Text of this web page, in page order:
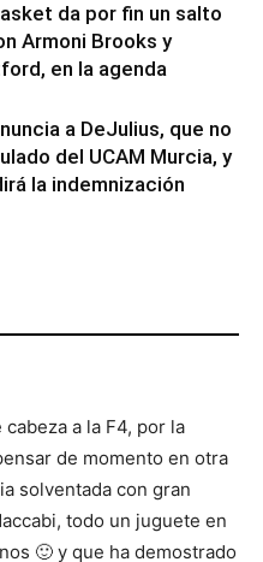
da por fin un salto
Armoni Brooks y
en la agenda
a DeJulius, que no
del UCAM Murcia, y
la indemnización
a la F4, por la
de momento en otra
solventada con gran
todo un juguete en
🙂 y que ha demostrado